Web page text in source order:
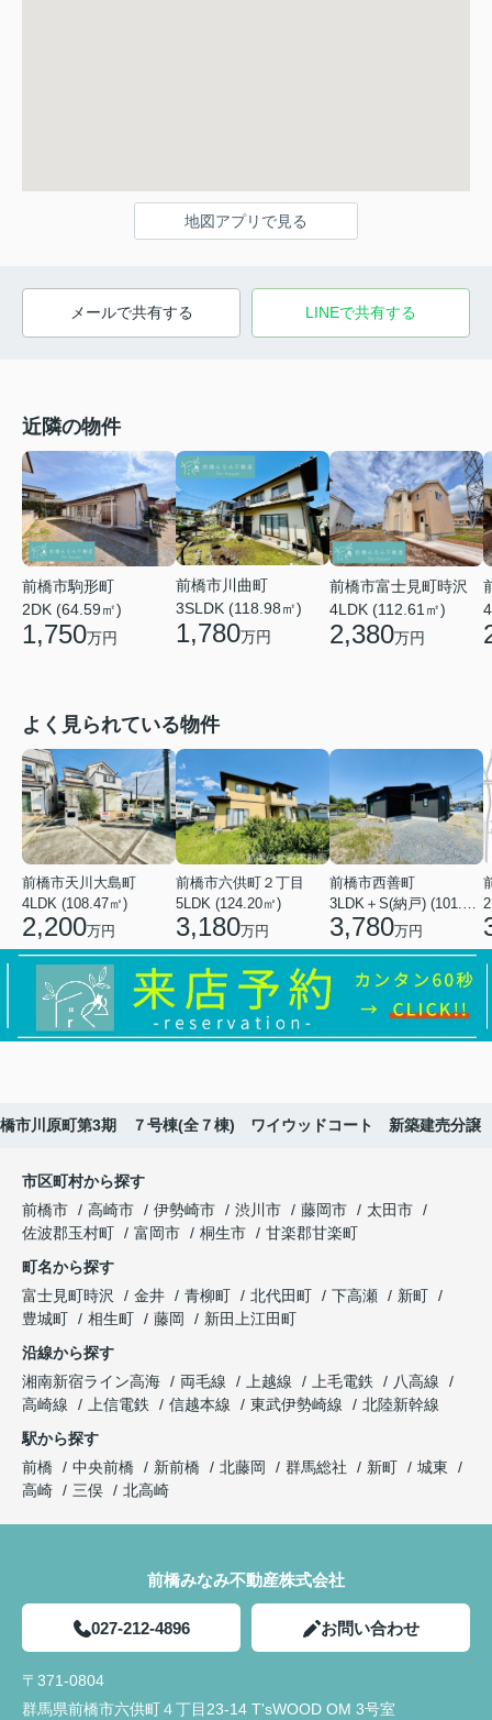
地図アプリで見る
メールで共有する LINEで共有する
近隣の物件
前橋市駒形町
2DK (64.59㎡)
1,750万円
前橋市川曲町
3SLDK (118.98㎡)
1,780万円
前橋市富士見町時沢
4LDK (112.61㎡)
2,380万円
よく見られている物件
前橋市天川大島町
4LDK (108.47㎡)
2,200万円
前橋市六供町２丁目
5LDK (124.20㎡)
3,180万円
前橋市西善町
3,780万円
橋市川原町第3期 ７号棟(全７棟) ワイウッドコート 新築建売分譲
市区町村から探す
前橋市
高崎市 伊勢崎市 渋川市 藤岡市
太田市
佐波郡玉村町
富岡市 桐生市
甘楽郡甘楽町
町名から探す
富士見町時沢
金井 青柳町 北代田町 下高瀬
新町
豊城町
相生町 藤岡
新田上江田町
沿線から探す
湘南新宿ライン高海
両毛線 上越線 上毛電鉄
八高線
高崎線
上信電鉄 信越本線 東武伊勢崎線
北陸新幹線
駅から探す
前橋
中央前橋 新前橋 北藤岡 群馬総社 新町
城東
高崎
三俣 北高崎
前橋みなみ不動産株式会社
027-212-4896 お問い合わせ
〒371-0804
群馬県前橋市六供町４丁目23‐14 T'sWOOD OM 3号室